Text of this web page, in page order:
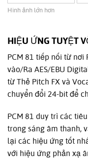
Hình ảnh lớn hơn
HIỆU ỨNG TUYỆT
PCM 81 tiếp nối từ nơi
vào/Ra AES/EBU
từ Thẻ Pitch FX và
chuyển đổi 24-bit để
PCM 81 duy trì các
trong sáng âm thanh,
lại các hiệu ứng tốt
với hiệu ứng phản xạ